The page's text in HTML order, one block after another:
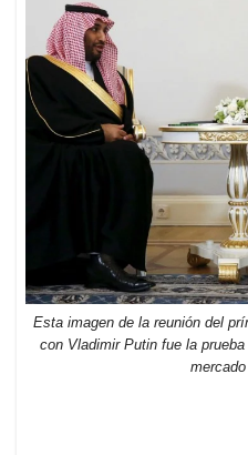
Esta imagen de la reunión del
con Vladimir Putin fue la